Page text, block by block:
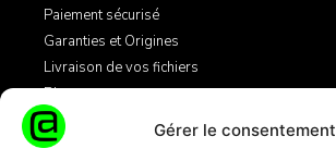
Gérer le consentement
Paiement sécurisé
Garanties et Origines
Livraison de vos fichiers
Blog